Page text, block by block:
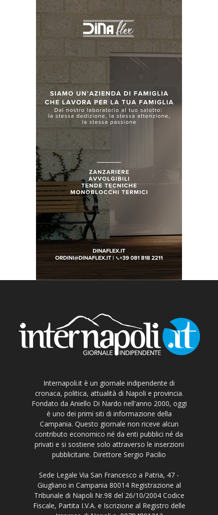
Internapoli.it è un giornale indipendente di
cronaca, politica, attualità di Napoli e provincia.
Fondato da Aniello Di Nardo nell'anno 2000, oggi
è uno dei primi siti di informazione della
Campania. Questo giornale non riceve alcun
contributo economico né da enti pubblici né da
privati e si sostiene solo attraverso le inserzioni
pubblicitarie. Direttore Sergio Pacilio
Sede Legale Via San Francesco a Patria, 47 -
Giugliano in Campania 80014 Registrazione al
Tribunale di Napoli Nr.98 del 26/10/2004 Codice
Fiscale, Partita I.V.A. e Iscrizione al Registro delle